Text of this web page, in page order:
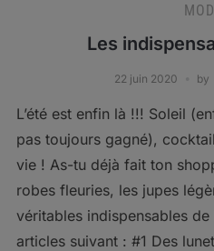
Les
22 juin 2020 by
L’été est enfin là !!! Soleil
pas toujours gagné),
vie ! As-tu déjà fait ton
robes fleuries, les jupes
véritables indispensables de
articles suivant : #1 Des